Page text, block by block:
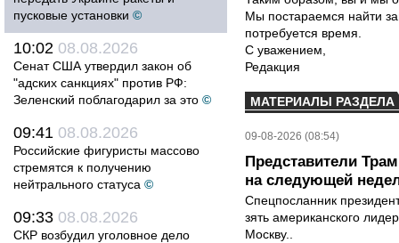
пусковые установки ©
10:02 08.08.2026
Сенат США утвердил закон об
"адских санкциях" против РФ:
Зеленский поблагодарил за это ©
09:41 08.08.2026
Российские фигуристы массово
стремятся к получению
нейтрального статуса ©
09:33 08.08.2026
СКР возбудил уголовное дело
Мы постараемся найти
потребуется время.
С уважением,
Редакция
МАТЕРИАЛЫ РАЗДЕЛА
09-08-2026 (08:54)
Представители
на следующей
Спецпосланник
зять американского
Москву..